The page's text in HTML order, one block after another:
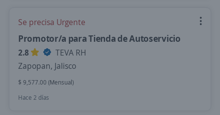
Se precisa Urgente
Promotor/a para Tienda de Autoservicio
2.8
TEVA RH
Zapopan, Jalisco
$ 9,577.00 (Mensual)
Hace 2 días